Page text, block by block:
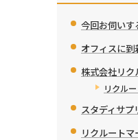
今回お伺いす
オフィスに到
株式会社リク
リクル
スタディサプ
リクルート